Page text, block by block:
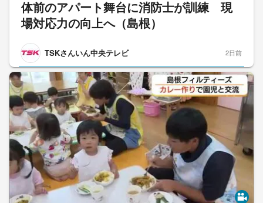
体前のアパート舞台に消防士が訓練 現
場対応力の向上へ（島根）
TSKさんいん中央テレビ 2日前